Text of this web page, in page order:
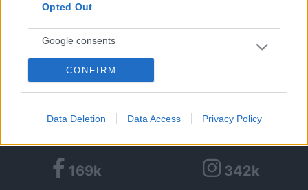
Opted Out
Google consents
I want to allow Google to enable storage
related to advertising like cookies on web or
CONFIRM
Data Deletion Data Access Privacy Policy
Argomenti recenti
VIAGGI ALL'ESTERO
Radiatorista dintorni Siviglia o Marocco Atlantico
Ciao, con tempismo perfetto, in prossimità dell'imbarco per il Marocco,
si è evidenziata u...
gianninotopo Oggi alle 07:30
169k 342k